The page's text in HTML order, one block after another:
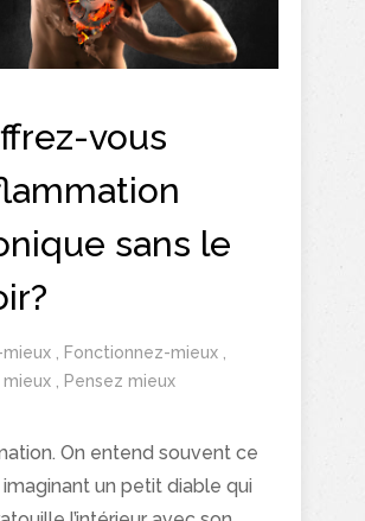
vous
sans le
Fonctionnez-mieux
mieux
Pensez mieux
On entend souvent ce
un petit diable qui